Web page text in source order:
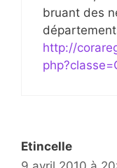
bruant des
http://
Etincelle